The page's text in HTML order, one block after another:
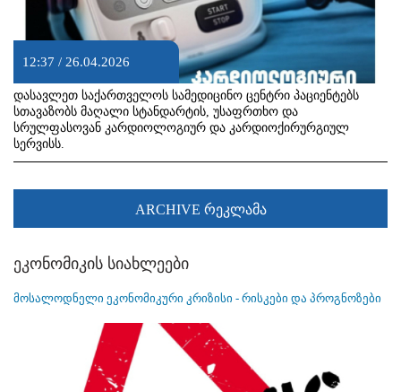
12:37 / 26.04.2026
დასავლეთ საქართველოს სამედიცინო ცენტრი პაციენტებს
სთავაზობს მაღალი სტანდარტის, უსაფრთხო და
სრულფასოვან კარდიოლოგიურ და კარდიოქირურგიულ
სერვისს.
ARCHIVE რეკლამა
ეკონომიკის სიახლეები
მოსალოდნელი ეკონომიკური კრიზისი - რისკები და პროგნოზები